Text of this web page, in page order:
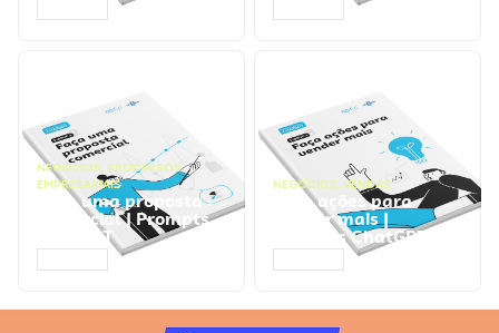
NEGÓCIOS, PROCESSOS
EMPRESARIAIS
Faça uma proposta
comercial | Prompts
ChatGPT
NEGÓCIOS, VENDAS
Faça ações para
vender mais |
Prompts ChatGPT